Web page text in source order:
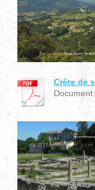
Crête de
Document